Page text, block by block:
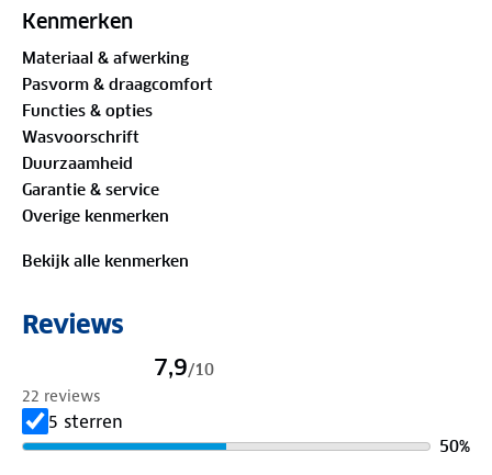
normale pasvorm sluit goed aan. Het shirt heeft een
zorgen voor een mooi contrast. Je bent het eens,
toch? In dit shirt kom je goed voor de dag!
Materiaal:
100%biologisch katoen
Is je kleding aan vervanging toe? Lever het in bij
onze winkels. Wij geven er een nieuwe bestemming
Kenmerken
Materiaal & afwerking
Pasvorm & draagcomfort
Functies & opties
Wasvoorschrift
Duurzaamheid
Garantie & service
Overige kenmerken
Bekijk alle kenmerken
Reviews
7,9/10
22 reviews
5 sterren
50%